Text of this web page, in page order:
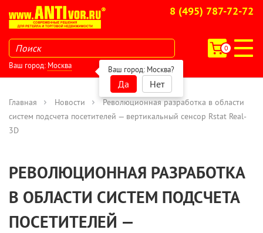
8 (495) 787-72-72
0
Ваш город: Москва Ваш город: Москва?
Да Нет
Главная Новости
Революционная разработка в области
систем подсчета посетителей — вертикальный сенсор Rstat Real-
3D
РЕВОЛЮЦИОННАЯ РАЗРАБОТКА
В ОБЛАСТИ СИСТЕМ ПОДСЧЕТА
ПОСЕТИТЕЛЕЙ —